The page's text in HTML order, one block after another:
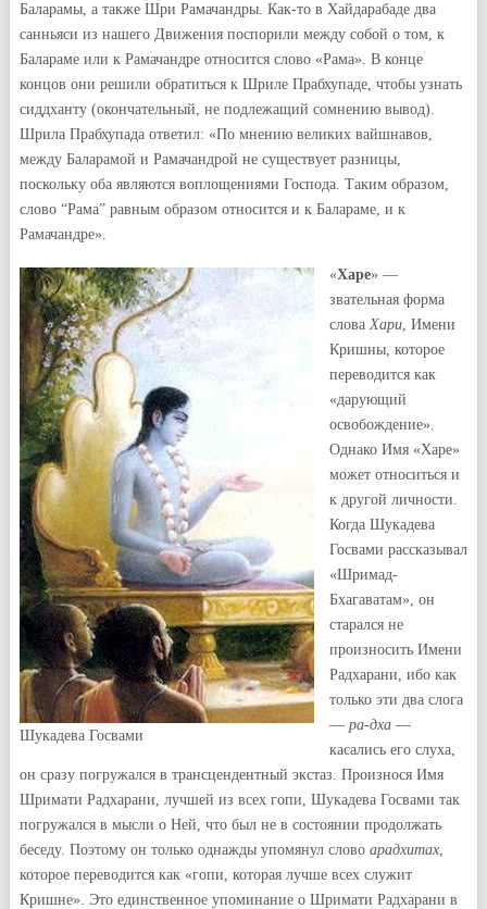
Баларамы, а также Шри Рамачандры. Как-то в Хайдарабаде два
санньяси из нашего Движения поспорили между собой о том, к
Балараме или к Рамачандре относится слово «Рама». В конце
концов они решили обратиться к Шриле Прабхупаде, чтобы узнать
сиддханту (окончательный, не подлежащий сомнению вывод).
Шрила Прабхупада ответил: «По мнению великих вайшнавов,
между Баларамой и Рамачандрой не существует разницы,
поскольку оба являются воплощениями Господа. Таким образом,
слово “Рама” равным образом относится и к Балараме, и к
Рамачандре».
Шукадева Госвами
«Харе» —
звательная форма
словаХари, Имени
Кришны, которое
переводится как
«дарующий
освобождение».
Однако Имя «Харе»
может относиться и
к другой личности.
Когда Шукадева
Госвами рассказывал
«Шримад-
Бхагаватам», он
старался не
произносить Имени
Радхарани, ибо как
только эти два слога
— ра-дха—
касались его слуха,
он сразу погружался в трансцендентный экстаз. Произнося Имя
Шримати Радхарани, лучшей из всех гопи, Шукадева Госвами так
погружался в мысли о Ней, что был не в состоянии продолжать
беседу. Поэтому он только однажды упомянул слово арадхитах,
которое переводится как «гопи, которая лучше всех служит
Кришне». Это единственное упоминание о Шримати Радхарани в